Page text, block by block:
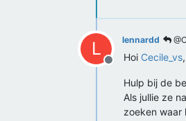
L
Offline
lennardd
Hoi Cecile_vs,
Hulp bij de
Als jullie ze
zoeken waar